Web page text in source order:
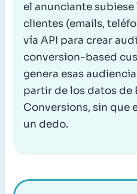
el anunciante
clientes (emails,
vía API para crear
conversion-based
genera esas
partir de los datos de
Conversions, sin que
un dedo.